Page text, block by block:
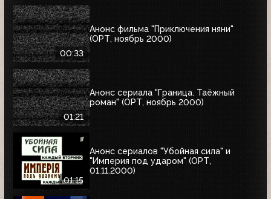
00:33
Анонс фильма "Приключения няни"
(ОРТ, ноябрь 2000)
01:21
Анонс сериала "Граница. Таёжный
роман" (ОРТ, ноябрь 2000)
01:15
Анонс сериалов "Убойная сила" и
"Империя под ударом" (ОРТ,
01.11.2000)